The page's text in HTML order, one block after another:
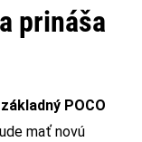
prináša
POCO
mať novú